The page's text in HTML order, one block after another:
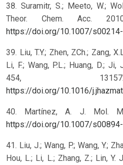
38. Suramitr, S.; Meeto, W.;
Theor. Chem. Acc.
https://doi.org/10.1007/
39. Liu, T.Y.; Zhen, ZCh.; Zang,
Li, F.; Wang, P.L.; Huang, D.;
454,
https://doi.org/10.1016/
40. Martínez, A. J. Mol.
https://doi.org/10.1007/
41. Liu, J.; Wang, P.; Wang, Y.;
Hou, L.; Li, L.; Zhang, Z.; Lin, Y.